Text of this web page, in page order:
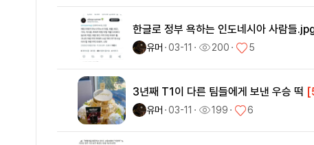
한글로 정부 욕하는 인도네시아 사람들
유머 ㆍ03-11 ㆍ 200ㆍ 5
3년째 T1이 다른 팀들에게 보낸 우승 떡
유머 ㆍ03-11 ㆍ 199ㆍ 6